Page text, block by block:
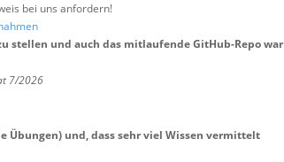
bei uns anfordern!
stellen und auch das mitlaufende GitHub-Repo war
7/2026
Übungen) und, dass sehr viel Wissen vermittelt